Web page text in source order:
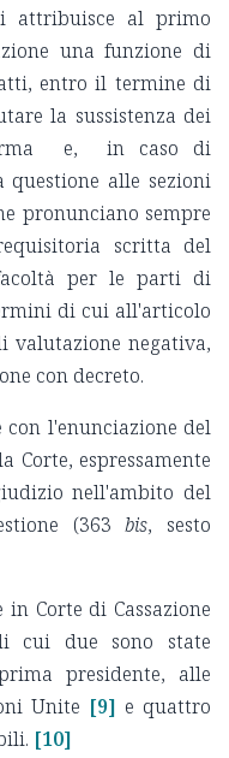
attribuisce al primo
una funzione di
entro il termine di
la sussistenza dei
e, in caso di
questione alle sezioni
pronunciano sempre
scritta del
per le parti di
di cui all'articolo
valutazione negativa,
con decreto.
l'enunciazione del
espressamente
nell'ambito del
(363bis, sesto
Corte di Cassazione
cui due sono state
presidente, alle
Unite [9] e quattro
[10]